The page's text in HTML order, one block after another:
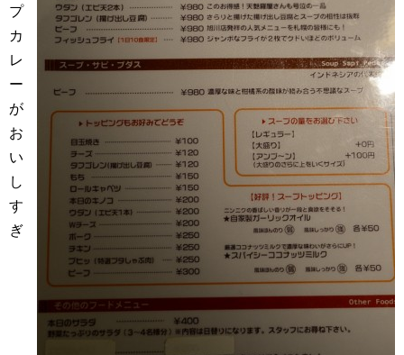
プ
カ
レ
ー
が
お
い
し
す
ぎ